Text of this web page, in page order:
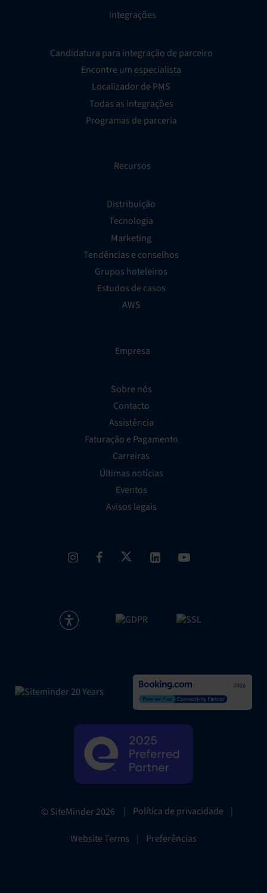
Integrações
Candidatura para integração de parceiro
Encontre um especialista
Localizador de PMS
Todas as integrações
Programas de parceria
Recursos
Distribuição
Tecnologia
Marketing
Tendências e conselhos
Grupos hoteleiros
Estudos de casos
AWS
Empresa
Sobre nós
Contacto
Assistência
Faturação e Pagamento
Carreiras
Últimas notícias
Eventos
Avisos legais
© SiteMinder2026 | Política de privacidade |
Website Terms | Preferências